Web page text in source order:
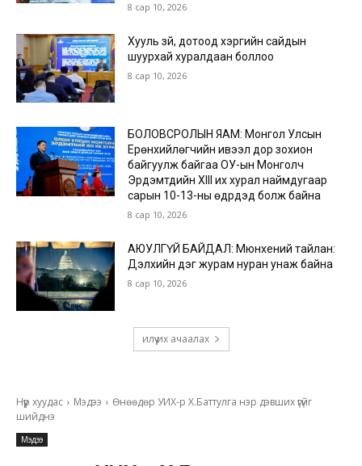
8 сар 10, 2026
Хууль зүй, дотоод хэргийн сайдын
шуурхай хуралдаан боллоо
8 сар 10, 2026
БОЛОВСРОЛЫН ЯАМ: Монгол Улсын
Ерөнхийлөгчийн ивээл дор зохион
байгуулж байгаа ОУ-ын Монголч
Эрдэмтдийн XIII их хурал наймдугаар
сарын 10-13-ны өдрүүдэд болж байна
8 сар 10, 2026
АЮУЛГҮЙ БАЙДАЛ: Мюнхений тайлан:
Дэлхийн дэг журам нуран унаж байна
8 сар 10, 2026
илүү их ачаалах